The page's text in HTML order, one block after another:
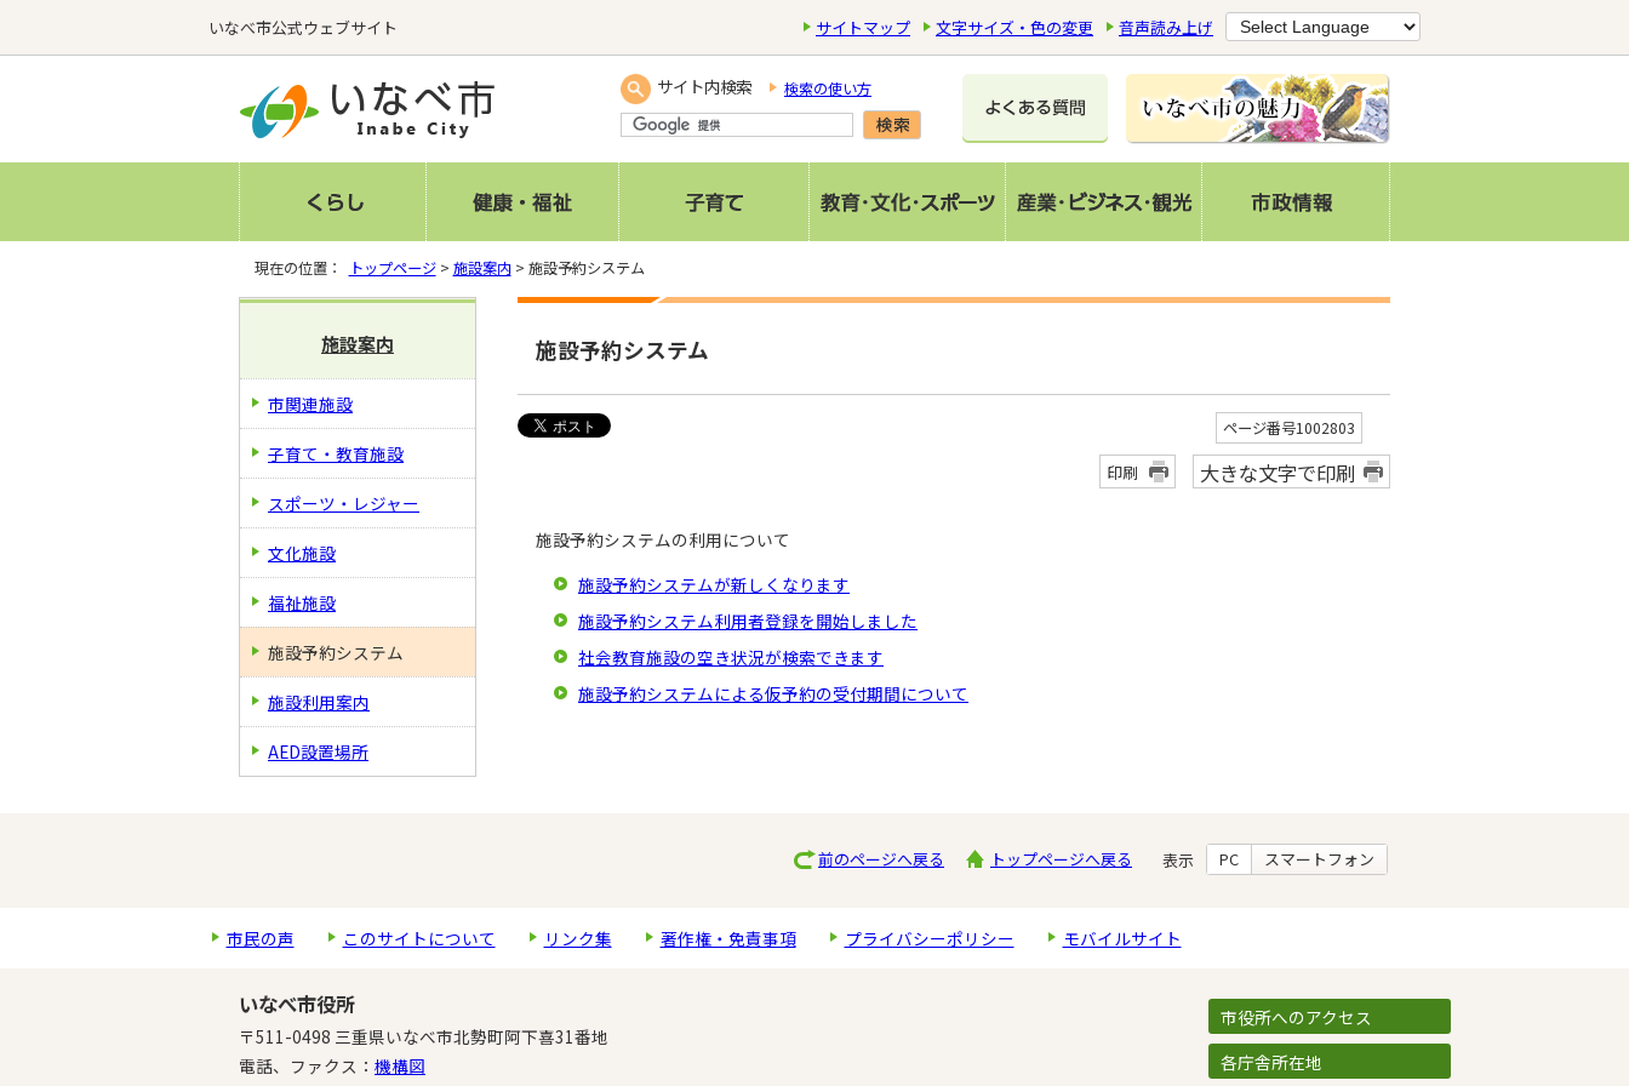
いなべ市公式ウェブサイト サイトマップ 文字サイズ・色の変更 音声読み上げ
サイト内検索 検索の使い方
現在の位置： トップページ> 施設案内> 施設予約システム
施設予約システム
ページ番号1002803
印刷 大きな文字で印刷
施設予約システムの利用について
施設予約システムが新しくなります
施設予約システム利用者登録を開始しました
社会教育施設の空き状況が検索できます
施設予約システムによる仮予約の受付期間について
施設案内
市関連施設
子育て・教育施設
スポーツ・レジャー
文化施設
福祉施設
施設予約システム
施設利用案内
AED設置場所
前のページへ戻る トップページへ戻る 表示 PC スマートフォン
市民の声 このサイトについて リンク集 著作権・免責事項 プライバシーポリシー モバイルサイト
いなべ市役所
〒511-0498 三重県いなべ市北勢町阿下喜31番地
電話、ファクス： 機構図
市役所へのアクセス
各庁舎所在地